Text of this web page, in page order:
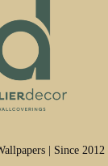
| Since 2012